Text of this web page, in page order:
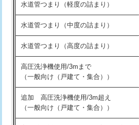
洗面台設置
化粧台設置
追加人工
廃棄・処分
※給水管工事は20mmまでの価格です。
交換・取付(排水栓・排水トラップ
持込商品取付（混合水栓）
持込商品取付（浄水器・分岐水栓）
水道管つまり（軽度の詰まり）
水道管つまり（中度の詰まり）
水道管つまり（高度の詰まり）
高圧洗浄機使用/3mまで
（一般向け（戸建て・集合））
追加 高圧洗浄機使用/3m超え
（一般向け（戸建て・集合））